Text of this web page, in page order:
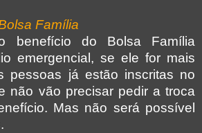
Família
benefício do Bolsa Família
emergencial, se ele for mais
pessoas já estão inscritas no
não vão precisar pedir a troca
Mas não será possível